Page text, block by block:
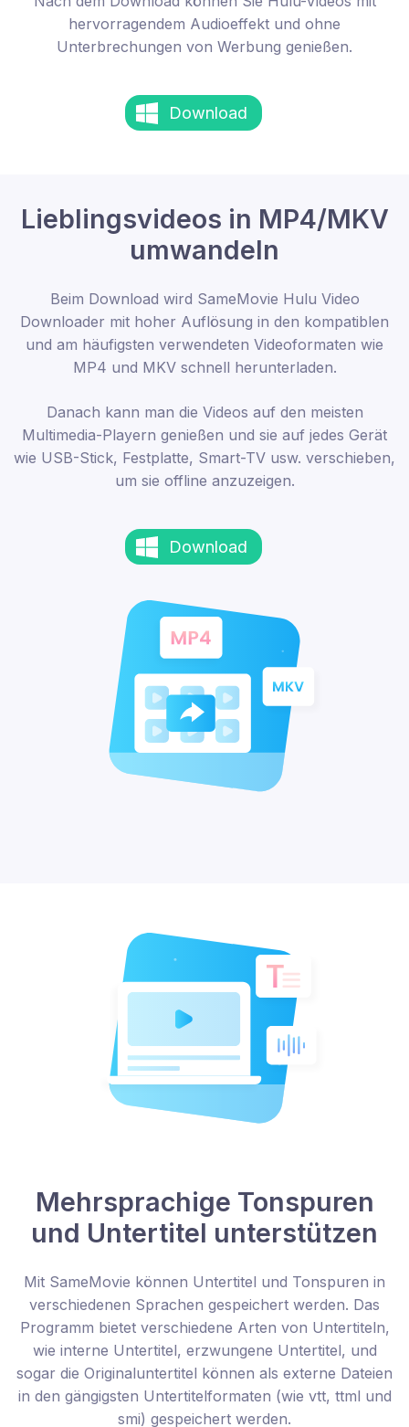
hervorragendem Audioeffekt und ohne
Unterbrechungen von Werbung genießen.
Download
Lieblingsvideos in MP4/MKV
umwandeln
Beim Download wird SameMovie Hulu Video
Downloader mit hoher Auflösung in den kompatiblen
und am häufigsten verwendeten Videoformaten wie
MP4 und MKV schnell herunterladen.
Danach kann man die Videos auf den meisten
Multimedia-Playern genießen und sie auf jedes Gerät
wie USB-Stick, Festplatte, Smart-TV usw. verschieben,
um sie offline anzuzeigen.
Download
Mehrsprachige Tonspuren
und Untertitel unterstützen
Mit SameMovie können Untertitel und Tonspuren in
verschiedenen Sprachen gespeichert werden. Das
Programm bietet verschiedene Arten von Untertiteln,
wie interne Untertitel, erzwungene Untertitel, und
sogar die Originaluntertitel können als externe Dateien
in den gängigsten Untertitelformaten (wie vtt, ttml und
smi) gespeichert werden.